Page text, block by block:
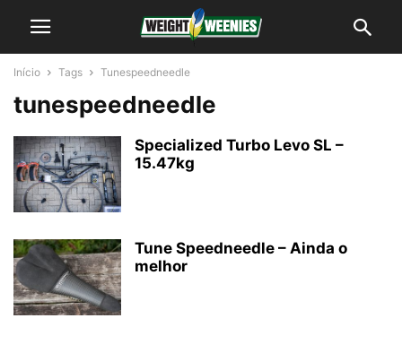
Início Tags Tunespeedneedle
tunespeedneedle
Specialized Turbo Levo SL –
15.47kg
Tune Speedneedle – Ainda o
melhor